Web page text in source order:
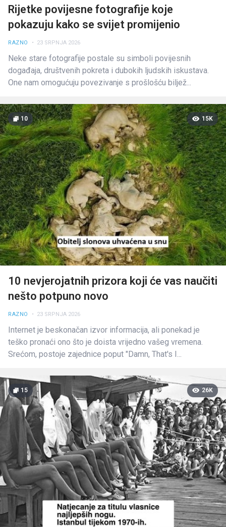
Rijetke povijesne fotografije koje
pokazuju kako se svijet promijenio
RAZNO • 23 SRPNJA 2026
Neke stare fotografije postale su simboli povijesnih
događaja, društvenih pokreta i dubokih ljudskih iskustava.
One nam omogućuju povezivanje s prošlošću biljež...
10 15K
10 nevjerojatnih prizora koji će vas naučiti
nešto potpuno novo
RAZNO • 23 SRPNJA 2026
Internet je beskonačan izvor informacija, ali ponekad je
teško pronaći ono što je doista vrijedno vašeg vremena.
Srećom, postoje zajednice poput "Damn, That's I...
15 26K